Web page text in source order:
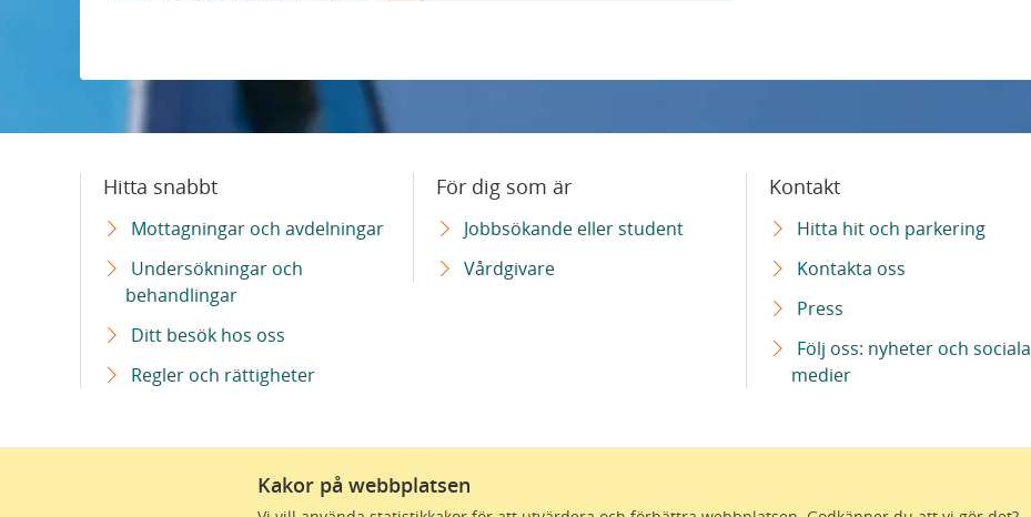
Kakor på webbplatsen
Patient och närståenderåd inom Skåne University Hospital Comprehensive Cancer Centre (SUHCCC)
Ungdomsrådet på Skånes universitetssjukhus
Hitta snabbt
Mottagningar och avdelningar
Undersökningar och
behandlingar
Ditt besök hos oss
Regler och rättigheter
För dig som är
Jobbsökande eller student
Vårdgivare
Kontakt
Hitta hit och parkering
Kontakta oss
Press
Följ oss: nyheter och sociala
medier
Vi är en del av Region Skåne